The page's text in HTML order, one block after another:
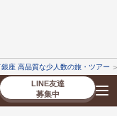
座 高品質な少人数の旅・ツアー
LINE友達
募集中